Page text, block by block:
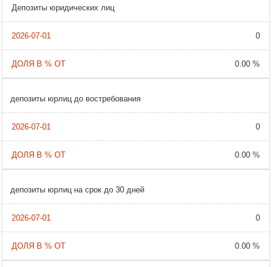
Депозиты юридических лиц
0
0.00 %
депозиты юрлиц до востребования
0
0.00 %
депозиты юрлиц на срок до 30 дней
0
0.00 %